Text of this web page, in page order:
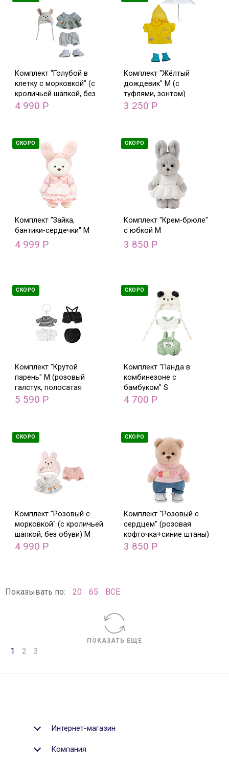
Комплект "Голубой в
клетку с морковкой" (с
кроличьей шапкой, без
обуви) М
4 990 Р
Комплект "Жёлтый
дождевик" M (с
туфлями, зонтом)
3 250 Р
СКОРО
Комплект "Зайка,
бантики-сердечки" M
4 999 Р
СКОРО
Комплект "Крем-брюле"
с юбкой М
3 850 Р
СКОРО
Комплект "Крутой
парень" M (розовый
галстук, полосатая
майка, черный брюки с
5 590 Р
СКОРО
Комплект "Панда в
комбинезоне с
бамбуком" S
4 700 Р
СКОРО
Комплект "Розовый с
морковкой" (с кроличьей
шапкой, без обуви) М
4 990 Р
СКОРО
Комплект "Розовый с
сердцем" (розовая
кофточка+синие штаны)
М
3 850 Р
Показывать по: 20 65 ВСЕ
ПОКАЗАТЬ ЕЩЕ
1 2 3
Интернет-магазин
Компания